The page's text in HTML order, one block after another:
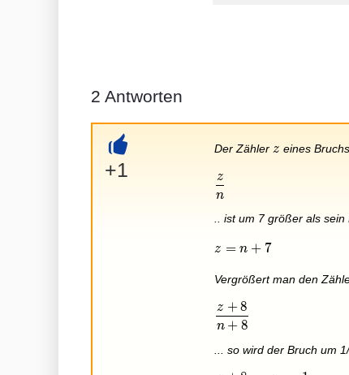
2 Antworten
+
+1
Der Zähler z
z eines Bruchs
\frac{z}{n}
n
z
.. ist um 7 größer als
z=n+7
z = n + 7
Vergrößert man den
\frac{z+8}{n+8}
n + 8
z +8
... so wird der Bruch um